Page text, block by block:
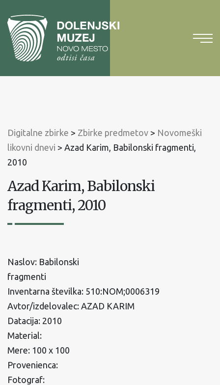
vsebinoNa
glavni
meni
Digitalne zbirke > Zbirke predmetov > Novomeški
likovni dnevi > Azad Karim, Babilonski fragmenti,
2010
Azad Karim, Babilonski
fragmenti, 2010
Naslov: Babilonski
fragmenti
Inventarna številka: 510:NOM;0006319
Avtor/izdelovalec: AZAD KARIM
Datacija: 2010
Material:
Mere: 100 x 100
Provenienca:
Fotograf: